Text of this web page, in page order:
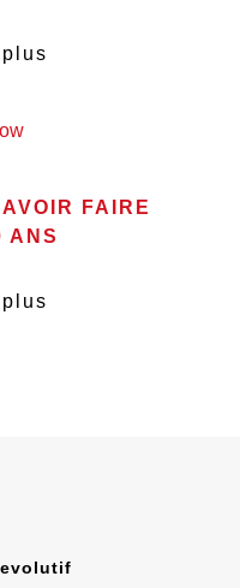
FAIRE
ANS